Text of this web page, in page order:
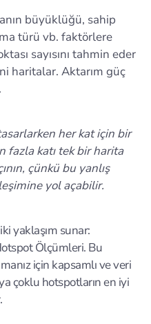
büyüklüğü, sahip
türü vb. faktörlere
sayısını tahmin eder
haritalar. Aktarım güç
her kat için bir
fazla katı tek bir harita
çünkü bu yanlış
yol açabilir.
yaklaşım sunar:
Ölçümleri. Bu
için kapsamlı ve veri
çoklu hotspotların en iyi